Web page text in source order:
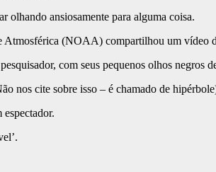
olhando ansiosamente para alguma coisa.
(NOAA) compartilhou um vídeo
com seus pequenos olhos negros
nos cite sobre isso – é chamado de
espectador.